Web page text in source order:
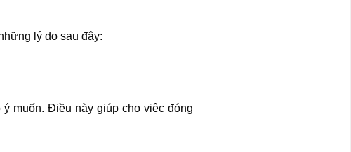
lý do sau đây:
muốn. Điều này giúp cho việc đóng